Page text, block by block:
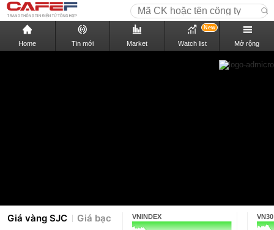
Home Tin mới Market Watch list
New
Mở rộng
Giá vàng SJC Giá bạc VNINDEX VN30